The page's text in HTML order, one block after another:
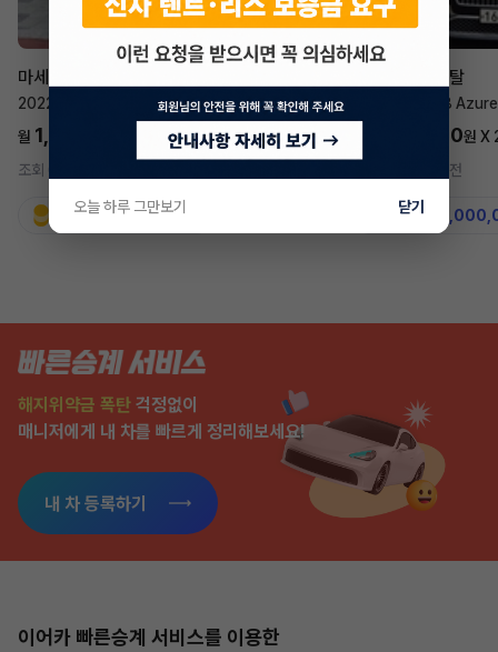
승계 매니저
한태현
마세라티 르반떼
2022년
2.0 Hybrid GT
월 1,697,700 24개월
조회 697
지원금31,860,000원
벤틀리 컨티넨탈
4.0 V8 Azure
5,577,270원 X
2주 전
지원금
해지위약금 폭탄 걱정없이
매니저에게 내 차를 빠르게 정리해보세요!
내 차 등록하기
이어카 빠른승계 서비스를 이용한
오늘 하루 그만보기 닫기